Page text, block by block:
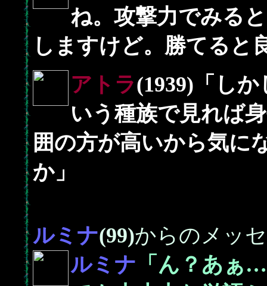
ね。攻撃力でみる
しますけど。勝てる
アトラ(1939)「し
いう種族で見れば
囲の方が高いから気に
か」
ルミナ(99)からのメッ
ルミナ 「ん？あぁ